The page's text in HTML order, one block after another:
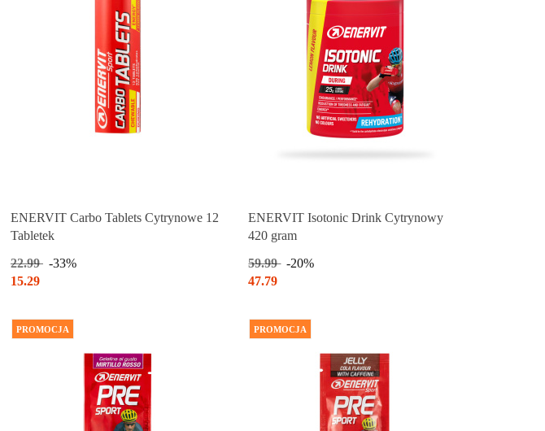
ENERVIT Carbo Tablets Cytrynowe 12
Tabletek
22.99
-33%
15.29
ENERVIT Isotonic Drink Cytrynowy
420 gram
59.99
-20%
47.79
PROMOCJA PROMOCJA